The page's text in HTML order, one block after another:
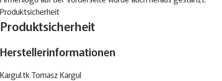
Die Bernstein Ohrringe gold wurden hochwertig verarbeitet,
gefertigt aus einem Stück Naturbernstein, Sterling Silber wurde
Gesamtlänge: 4,5 cm
Größe des Plättchens: 0,4 x 0,6 cm
Produktsicherheit
Produktsicherheit
Herstellerinformationen
Kargul.tk Tomasz Kargul